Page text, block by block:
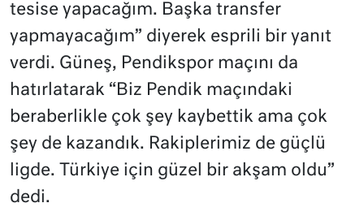
tesise yapacağım. Başka transfer
yapmayacağım” diyerek esprili bir yanıt
verdi. Güneş, Pendikspor maçını da
hatırlatarak “Biz Pendik maçındaki
beraberlikle çok şey kaybettik ama çok
şey de kazandık. Rakiplerimiz de güçlü
ligde. Türkiye için güzel bir akşam oldu”
dedi.